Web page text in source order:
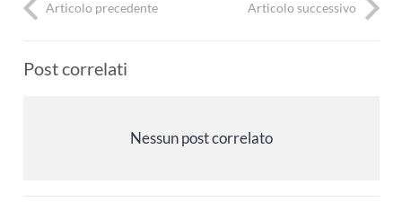
Articolo precedente Articolo successivo
Post correlati
Nessun post correlato